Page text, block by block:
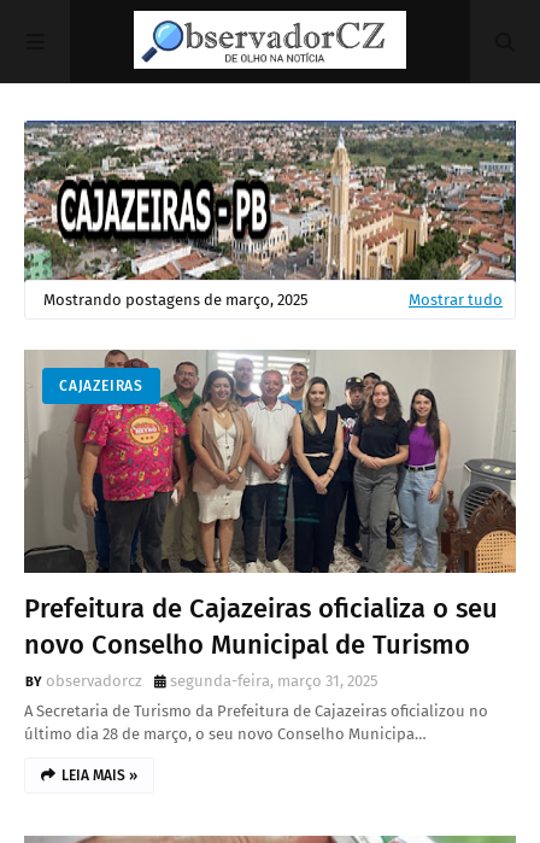
Mostrando postagens de março, 2025 Mostrar tudo
CAJAZEIRAS
Prefeitura de Cajazeiras oficializa o seu
novo Conselho Municipal de Turismo
observadorcz
segunda-feira, março 31, 2025
A Secretaria de Turismo da Prefeitura de Cajazeiras oficializou no
último dia 28 de março, o seu novo Conselho Municipa…
LEIA MAIS »